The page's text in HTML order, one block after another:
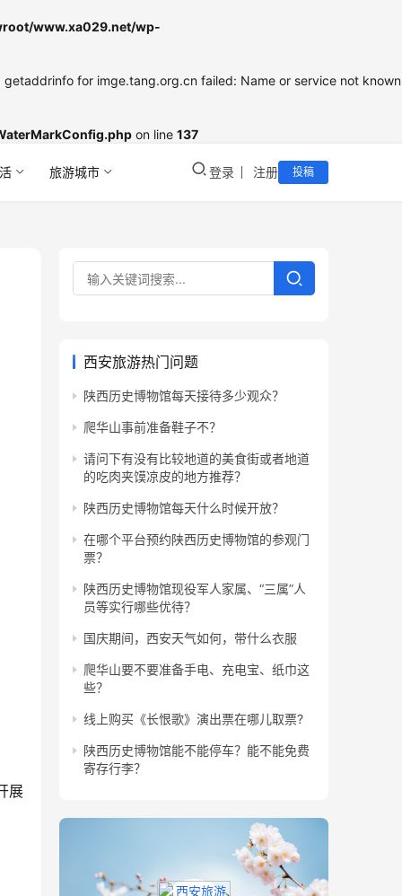
www.xa029.net/wp-
for imge.tang.org.cn failed: Name or service not known
on line 137
旅游城市 登录 注册 投稿
展
西安旅游热门问题
陕西历史博物馆每天接待多少观众？
爬华山事前准备鞋子不？
请问下有没有比较地道的美食街或者地道
的吃肉夹馍凉皮的地方推荐？
陕西历史博物馆每天什么时候开放？
在哪个平台预约陕西历史博物馆的参观门
票？
陕西历史博物馆现役军人家属、“三属”人
员等实行哪些优待？
国庆期间，西安天气如何，带什么衣服
爬华山要不要准备手电、充电宝、纸巾这
些？
线上购买《长恨歌》演出票在哪儿取票?
陕西历史博物馆能不能停车？能不能免费
寄存行李？